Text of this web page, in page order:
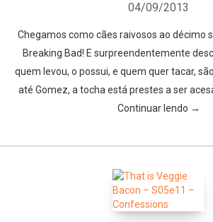
04/09/2013
Chegamos como cães raivosos ao décimo
Breaking Bad! E surpreendentemente
quem levou, o possui, e quem quer tacar,
até Gomez, a tocha está prestes a ser
Continuar lendo →